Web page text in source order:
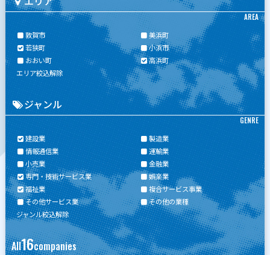
AREA
敦賀市
美浜町
若狭町
小浜市
おおい町
高浜町
エリア絞込解除
ジャンル
GENRE
建設業
製造業
情報通信業
運輸業
小売業
金融業
専門・技術サービス業
娯楽業
福祉業
複合サービス事業
その他サービス業
その他の業種
ジャンル絞込解除
All16companies